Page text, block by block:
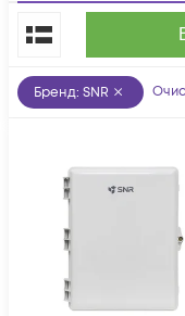
По
Бренд: SNR